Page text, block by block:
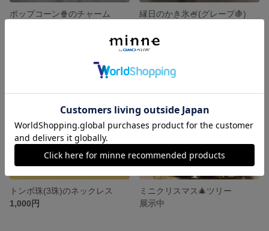
ポップコーン🍿のチャーム
縁日のかき氷🍧(グレープ🍇)
トンボ珠(3珠)のネックレス
1,000円
ミニクリスマス🎄ツリー
展示中